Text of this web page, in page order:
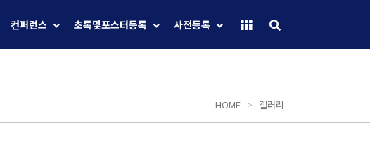
컨퍼런스 초록및포스터등록 사전등록
HOME > 갤러리